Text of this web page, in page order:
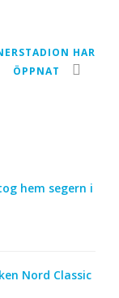
HAR
ÖPPNAT
hem segern i
Nord Classic